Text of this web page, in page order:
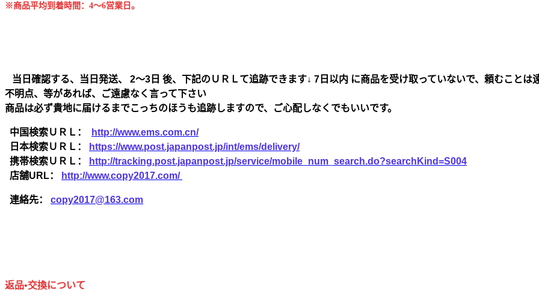
※商品平均到着時間：4～6営業日。
当日確認する、当日発送、 2～3日 後、下記のＵＲＬて追跡できます↓ 7日以内 に商品を受け取っていないで、頼むこと
不明点、等があれば、ご遠慮なく言って下さい
商品は必ず貴地に届けるまでこっちのほうも追跡しますので、ご心配しなくでもいいです。
中国検索ＵＲＬ：
http://www.ems.com.cn/
日本検索ＵＲＬ：
https://www.post.japanpost.jp/int/ems/delivery/
携帯検索ＵＲＬ：
http://tracking.post.japanpost.jp/service/mobile_num_search.do?searchKind=S004
店舗URL：
http://www.copy2017.com/
連絡先： copy2017@163.com
返品•交換について